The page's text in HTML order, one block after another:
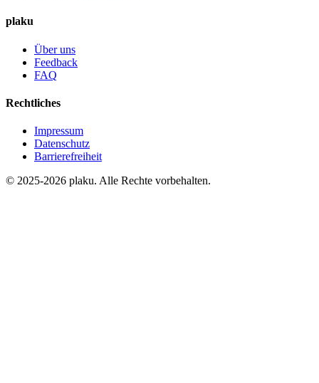
plaku
Über uns
Feedback
FAQ
Rechtliches
Impressum
Datenschutz
Barrierefreiheit
© 2025-2026 plaku. Alle Rechte vorbehalten.